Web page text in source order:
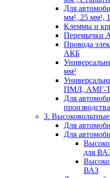
Для
мм², 25 мм²,
Клеммы и
Перемычки
Провода
АКБ
мм²
ПМЛ, АМГ-
Для
3.
Для
Для
для
ВАЗ